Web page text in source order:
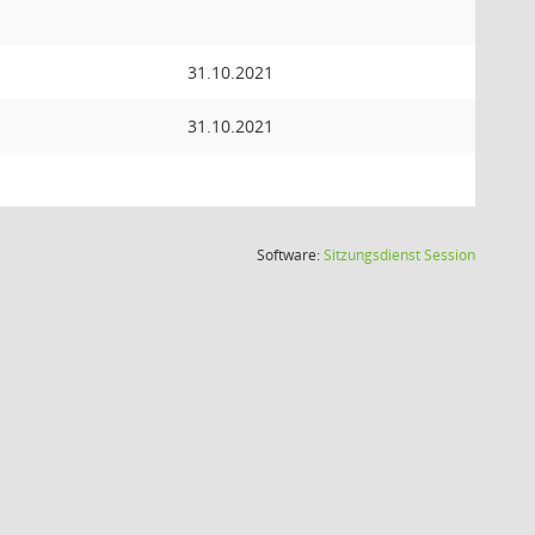
31.10.2021
31.10.2021
Software:SitzungsdienstSession(Wird in